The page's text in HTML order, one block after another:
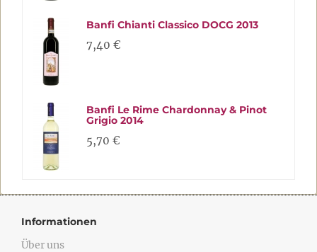
Banfi Chianti Classico DOCG 2013
7,40 €
Banfi Le Rime Chardonnay & Pinot
Grigio 2014
5,70 €
Informationen
Über uns